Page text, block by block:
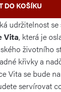
DO KOŠÍKU
udržitelnost
Vita, která je
životního
křivky a
Vita se bude
servírovat